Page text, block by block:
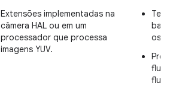
Extensões implementadas na
câmera HAL ou em um
processador que processa
imagens YUV.
os